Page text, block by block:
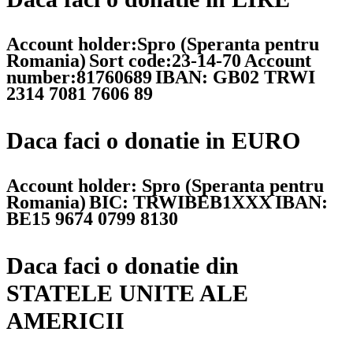
Account holder:Spro (Speranta pentru
Romania) Sort code:23-14-70Account
number:81760689IBAN: GB02 TRWI
2314 7081 7606 89
Daca faci o donatie in EURO
Account holder: Spro (Speranta pentru
Romania)BIC: TRWIBEB1XXXIBAN:
BE15 9674 0799 8130
Daca faci o donatie din
STATELE UNITE ALE
AMERICII